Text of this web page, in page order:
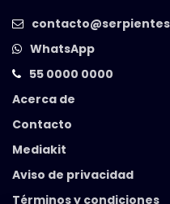
WhatsApp
55 0000 0000
Acerca de
Contacto
Mediakit
Aviso de privacidad
Términos y condiciones